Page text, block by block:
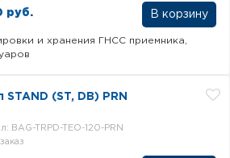
руб. В корзину
и хранения ГНСС приемника,
STAND (ST, DB) PRN
BAG-TRPD-TEO-120-PRN